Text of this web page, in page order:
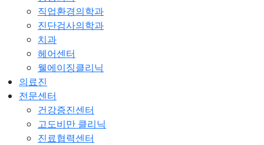
직업환경의학과
진단검사의학과
치과
헤어센터
웰에이징클리닉
의료진
전문센터
건강증진센터
고도비만 클리닉
진료협력센터